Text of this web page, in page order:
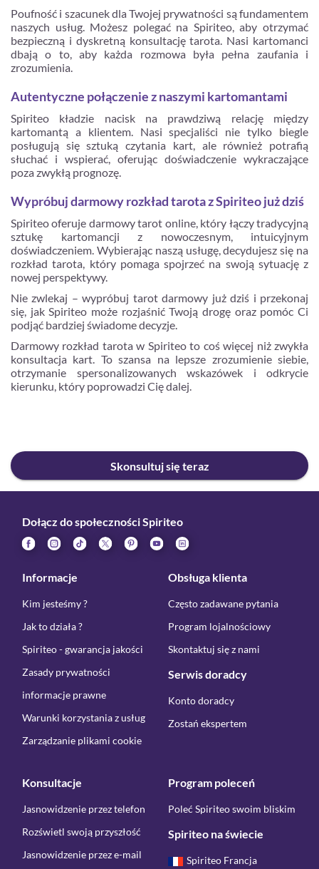
Poufność i szacunek dla Twojej prywatności są fundamentem
naszych usług. Możesz polegać na Spiriteo, aby otrzymać
bezpieczną i dyskretną konsultację tarota. Nasi kartomanci
dbają o to, aby każda rozmowa była pełna zaufania i
zrozumienia.
Autentyczne połączenie z naszymi kartomantami
Spiriteo kładzie nacisk na prawdziwą relację między
kartomantą a klientem. Nasi specjaliści nie tylko biegle
posługują się sztuką czytania kart, ale również potrafią
słuchać i wspierać, oferując doświadczenie wykraczające
poza zwykłą prognozę.
Wypróbuj darmowy rozkład tarota z Spiriteo już dziś
Spiriteo oferuje darmowy tarot online, który łączy tradycyjną
sztukę kartomancji z nowoczesnym, intuicyjnym
doświadczeniem. Wybierając naszą usługę, decydujesz się na
rozkład tarota, który pomaga spojrzeć na swoją sytuację z
nowej perspektywy.
Nie zwlekaj – wypróbuj tarot darmowy już dziś i przekonaj
się, jak Spiriteo może rozjaśnić Twoją drogę oraz pomóc Ci
podjąć bardziej świadome decyzje.
Darmowy rozkład tarota w Spiriteo to coś więcej niż zwykła
konsultacja kart. To szansa na lepsze zrozumienie siebie,
otrzymanie spersonalizowanych wskazówek i odkrycie
kierunku, który poprowadzi Cię dalej.
Skonsultuj się teraz
Dołącz do społeczności Spiriteo
Informacje
Kim jesteśmy ?
Jak to działa ?
Spiriteo - gwarancja jakości
Zasady prywatności
informacje prawne
Warunki korzystania z usług
Zarządzanie plikami cookie
Obsługa klienta
Często zadawane pytania
Program lojalnościowy
Skontaktuj się z nami
Serwis doradcy
Konto doradcy
Zostań ekspertem
Konsultacje
Jasnowidzenie przez telefon
Rozświetl swoją przyszłość
Jasnowidzenie przez e-mail
Program poleceń
Poleć Spiriteo swoim bliskim
Spiriteo na świecie
Spiriteo Francja